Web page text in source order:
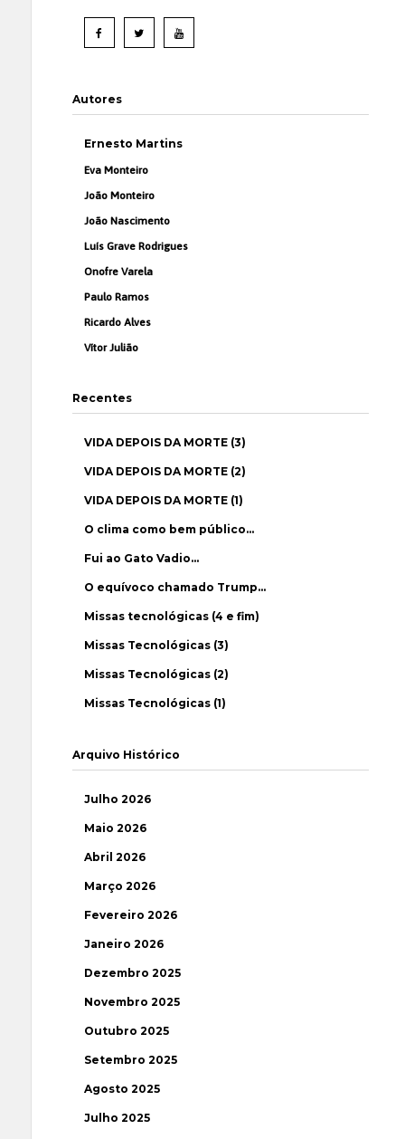
Autores
Ernesto Martins
Eva Monteiro
João Monteiro
João Nascimento
Luís Grave Rodrigues
Onofre Varela
Paulo Ramos
Ricardo Alves
Vítor Julião
Recentes
VIDA DEPOIS DA MORTE (3)
VIDA DEPOIS DA MORTE (2)
VIDA DEPOIS DA MORTE (1)
O clima como bem público…
Fui ao Gato Vadio…
O equívoco chamado Trump…
Missas tecnológicas (4 e fim)
Missas Tecnológicas (3)
Missas Tecnológicas (2)
Missas Tecnológicas (1)
Arquivo Histórico
Julho 2026
Maio 2026
Abril 2026
Março 2026
Fevereiro 2026
Janeiro 2026
Dezembro 2025
Novembro 2025
Outubro 2025
Setembro 2025
Agosto 2025
Julho 2025